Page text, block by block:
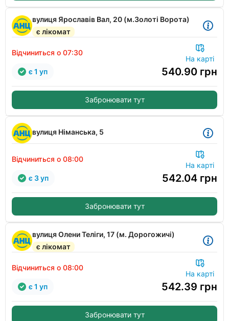
вулиця Ярославів Вал, 20 (м.Золоті Ворота)
є лікомат
Відчиниться о 07:30
На карті
540.90 грн
є 1 уп
Забронювати тут
вулиця Німанська, 5
Відчиниться о 08:00
На карті
542.04 грн
є 3 уп
Забронювати тут
вулиця Олени Теліги, 17 (м. Дорогожичі)
є лікомат
Відчиниться о 08:00
На карті
542.39 грн
є 1 уп
Забронювати тут